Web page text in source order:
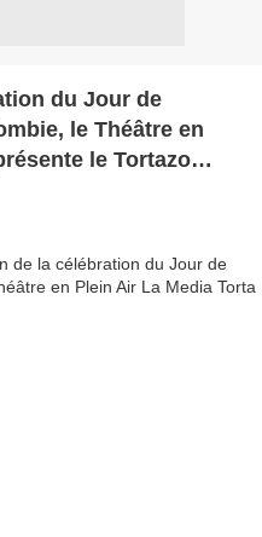
du Jour de
le Théâtre en
le Tortazo